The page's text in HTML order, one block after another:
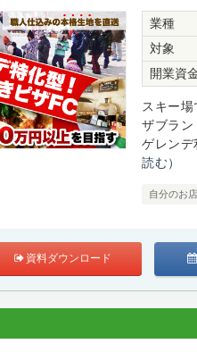
業種
対象
開業資
スキー
ザブラン
ゲレンデ
読む）
自分のお
資料ダウンロード